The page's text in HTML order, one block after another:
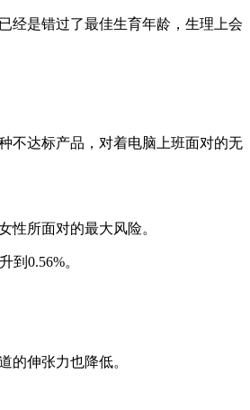
经是错过了最佳生育年龄，生理上会
不达标产品，对着电脑上班面对的无
性所面对的最大风险。
到0.56%。
的伸张力也降低。